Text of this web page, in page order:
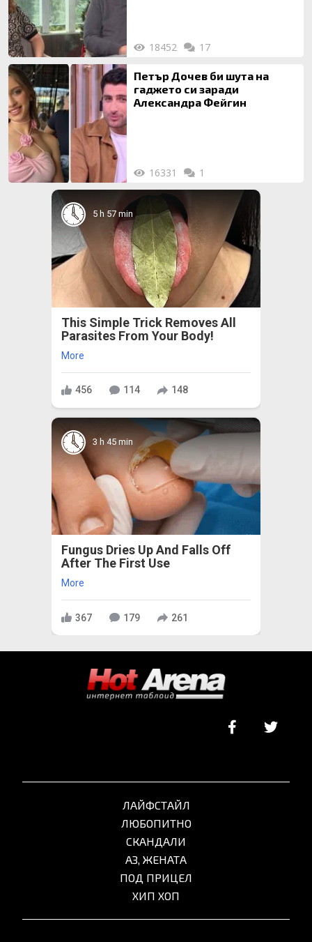
18452 17
Петър Дочев би шута на
гаджето си заради
Александра Фейгин
16331 1
5 h 57 min
This Simple Trick Removes All
Parasites From Your Body!
More
456 114 148
3 h 45 min
Fungus Dries Up And Falls Off
After The First Use
More
367 179 261
ЛАЙФСТАЙЛ
ЛЮБОПИТНО
СКАНДАЛИ
АЗ, ЖЕНАТА
ПОД ПРИЦЕЛ
ХИП ХОП